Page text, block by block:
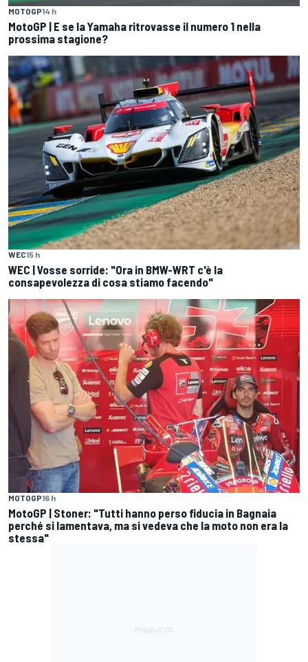
MOTOGP14 h
MotoGP | E se la Yamaha ritrovasse il numero 1 nella
prossima stagione?
WEC15 h
WEC | Vosse sorride: "Ora in BMW-WRT c'è la
consapevolezza di cosa stiamo facendo"
MOTOGP16 h
MotoGP | Stoner: "Tutti hanno perso fiducia in Bagnaia
perché si lamentava, ma si vedeva che la moto non era la
stessa"